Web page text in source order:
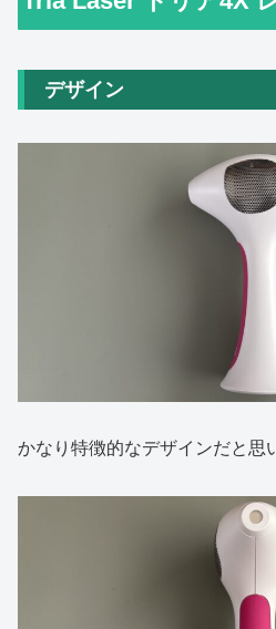
デザイン
かなり特徴的なデザインだと思